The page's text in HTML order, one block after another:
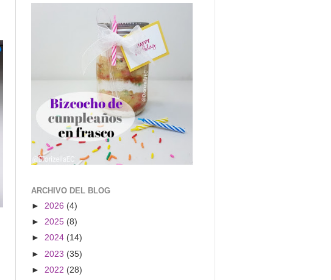
ARCHIVO DEL BLOG
► 2026 (4)
► 2025 (8)
► 2024 (14)
► 2023 (35)
► 2022 (28)